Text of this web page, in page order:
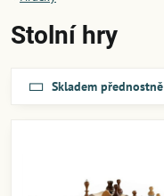
Stolní hry
Skladem přednostně